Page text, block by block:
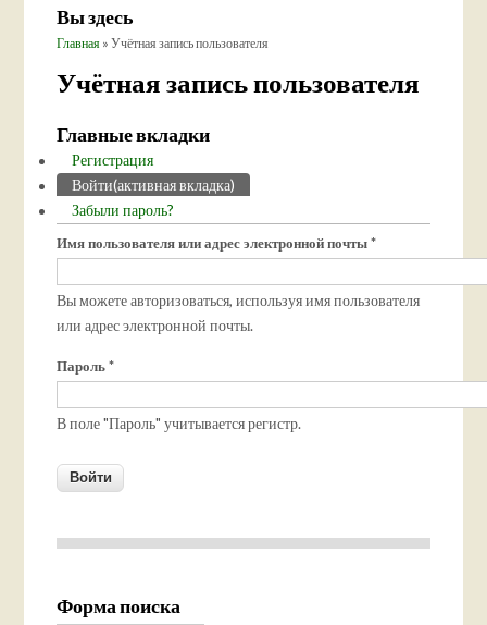
Вы здесь
Главная » Учётная запись пользователя
Учётная запись пользователя
Главные вкладки
Регистрация
Войти(активная вкладка)
Забыли пароль?
Имя пользователя или адрес электронной почты*
Вы можете авторизоваться, используя имя пользователя
или адрес электронной почты.
Пароль*
В поле "Пароль" учитывается регистр.
Форма поиска